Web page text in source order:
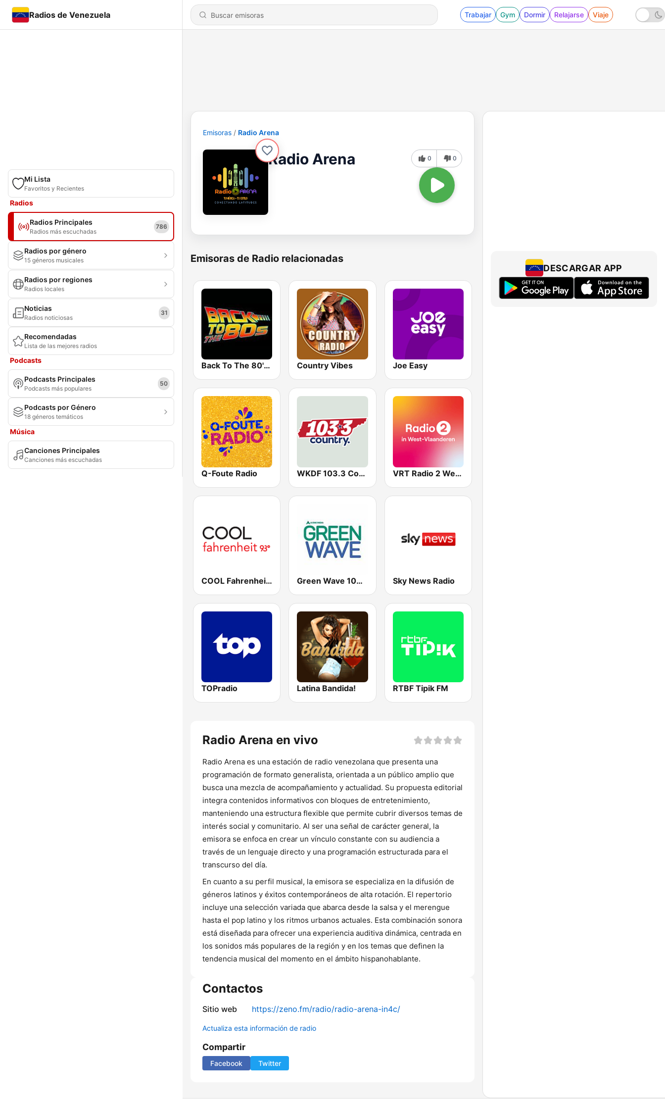
Radios de Venezuela Trabajar Gym Dormir Relajarse Viaje
Mi Lista
Favoritos y Recientes
Radios
Radios Principales
Radios más escuchadas
786
Radios por género
15 géneros musicales
Radios por regiones
Radios locales
Noticias
Radios noticiosas
31
Recomendadas
Lista de las mejores radios
Podcasts
Podcasts Principales
Podcasts más populares
50
Podcasts por Género
18 géneros temáticos
Música
Canciones Principales
Canciones más escuchadas
Emisoras Radio Arena
Radio Arena 0 0
Emisoras de Radio relacionadas
Back To The 80's Radio Country Vibes Joe Easy
Q-Foute Radio WKDF 103.3 Country VRT Radio 2 West-Vlaanderen
COOL Fahrenheit 93 FM Green Wave 106.5 FM Sky News Radio
TOPradio Latina Bandida! RTBF Tipik FM
Radio Arena en vivo
Radio Arena es una estación de radio venezolana que presenta una
programación de formato generalista, orientada a un público amplio que
busca una mezcla de acompañamiento y actualidad. Su propuesta editorial
integra contenidos informativos con bloques de entretenimiento,
manteniendo una estructura flexible que permite cubrir diversos temas de
interés social y comunitario. Al ser una señal de carácter general, la
emisora se enfoca en crear un vínculo constante con su audiencia a
través de un lenguaje directo y una programación estructurada para el
transcurso del día.
En cuanto a su perfil musical, la emisora se especializa en la difusión de
géneros latinos y éxitos contemporáneos de alta rotación. El repertorio
incluye una selección variada que abarca desde la salsa y el merengue
hasta el pop latino y los ritmos urbanos actuales. Esta combinación sonora
está diseñada para ofrecer una experiencia auditiva dinámica, centrada en
los sonidos más populares de la región y en los temas que definen la
tendencia musical del momento en el ámbito hispanohablante.
Contactos
Sitio web https://zeno.fm/radio/radio-arena-in4c/
Actualiza esta información de radio
Compartir
Facebook Twitter
DESCARGAR APP